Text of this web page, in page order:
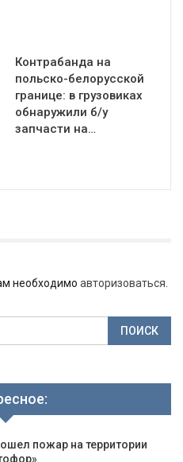
Контрабанда на
польско-белорусской
границе: в грузовиках
обнаружили б/у
запчасти на…
необходимо авторизоваться
пожар на территории